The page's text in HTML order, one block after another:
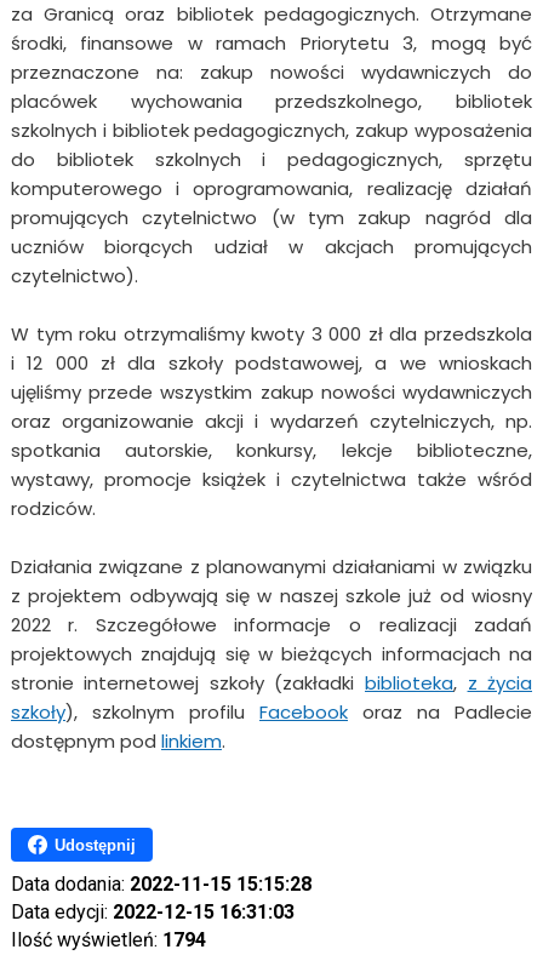
za Granicą oraz bibliotek pedagogicznych. Otrzymane
środki, finansowe w ramach Priorytetu 3, mogą być
przeznaczone na: zakup nowości wydawniczych do
placówek wychowania przedszkolnego, bibliotek
szkolnych i bibliotek pedagogicznych, zakup wyposażenia
do bibliotek szkolnych i pedagogicznych, sprzętu
komputerowego i oprogramowania, realizację działań
promujących czytelnictwo (w tym zakup nagród dla
uczniów biorących udział w akcjach promujących
czytelnictwo).
W tym roku otrzymaliśmy kwoty 3 000 zł dla przedszkola
i 12 000 zł dla szkoły podstawowej, a we wnioskach
ujęliśmy przede wszystkim zakup nowości wydawniczych
oraz organizowanie akcji i wydarzeń czytelniczych, np.
spotkania autorskie, konkursy, lekcje biblioteczne,
wystawy, promocje książek i czytelnictwa także wśród
rodziców.
Działania związane z planowanymi działaniami w związku
z projektem odbywają się w naszej szkole już od wiosny
2022 r. Szczegółowe informacje o realizacji zadań
projektowych znajdują się w bieżących informacjach na
stronie internetowej szkoły (zakładkibiblioteka, z życia
szkoły), szkolnym profilu Facebook oraz na Padlecie
dostępnym pod linkiem.
Udostępnij
Data dodania: 2022-11-15 15:15:28
Data edycji: 2022-12-15 16:31:03
Ilość wyświetleń: 1794